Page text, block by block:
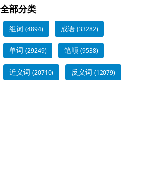
全部分类
组词 (4894) 成语 (33282)
单词 (29249) 笔顺 (9538)
近义词 (20710) 反义词 (12079)